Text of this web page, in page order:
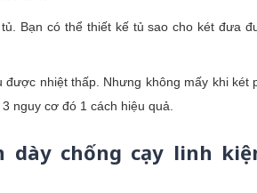
Bạn có thể thiết kế tủ sao cho két đưa
nhiệt thấp. Nhưng không mấy khi két
nguy cơ đó 1 cách hiệu quả.
chống cạy linh